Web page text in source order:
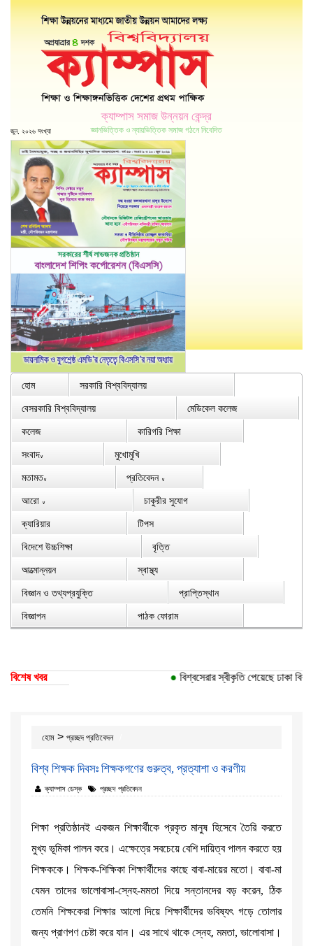
ক্যাম্পাস সমাজ উন্নয়ন কেন্দ্র
জ্ঞানভিত্তিক ও ন্যায়ভিত্তিক সমাজ গঠনে নিবেদিত
জুন, ২০২৬ সংখ্যা
হোম
সরকারি বিশ্ববিদ্যালয়
বেসরকারি বিশ্ববিদ্যালয়
মেডিকেল কলেজ
কলেজ
কারিগরি শিক্ষা
সংবাদ∨
মুখোমুখি
মতামত∨ প্রতিবেদন ∨
আরো ∨
চাকুরীর সুযোগ
ক্যারিয়ার
টিপস
বিদেশে উচ্চশিক্ষা
বৃত্তি
আত্মোন্নয়ন
স্বাস্থ্য
বিজ্ঞান ও তথ্যপ্রযুক্তি
প্রাপ্তিস্থান
বিজ্ঞাপন
পাঠক ফোরাম
বিশেষ খবর বিশ্বসেরার স্বীকৃতি পেয়েছে ঢাকা
হোম > প্রচ্ছদ প্রতিবেদন
বিশ্ব শিক্ষক দিবস‍ঃ শিক্ষকগণের গুরুত্ব, প্রত্যাশা ও করণীয়
ক্যাম্পাস ডেস্ক প্রচ্ছদ প্রতিবেদন
শিক্ষা প্রতিষ্ঠানই একজন শিক্ষার্থীকে প্রকৃত মানুষ হিসেবে তৈরি করতে
মুখ্য ভূমিকা পালন করে। এক্ষেত্রে সবচেয়ে বেশি দায়িত্ব পালন করতে হয়
শিক্ষককে। শিক্ষক-শিক্ষিকা শিক্ষার্থীদের কাছে বাবা-মায়ের মতো। বাবা-মা
যেমন তাদের ভালোবাসা-স্নেহ-মমতা দিয়ে সন্তানদের বড় করেন, ঠিক
তেমনি শিক্ষকেরা শিক্ষার আলো দিয়ে শিক্ষার্থীদের ভবিষ্যৎ গড়ে তোলার
জন্য প্রাণপণ চেষ্টা করে যান। এর সাথে থাকে স্নেহ, মমতা, ভালোবাসা।